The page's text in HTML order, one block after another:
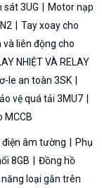
sát 3UG
Motor nạp
Tay xoay cho
và liên động cho
NHIỆT VÀ RELAY
le an toàn 3SK
vệ quá tải 3MU7
MCCB
điện âm tường
Phụ
8GB
Đồng hồ
loại gắn trên